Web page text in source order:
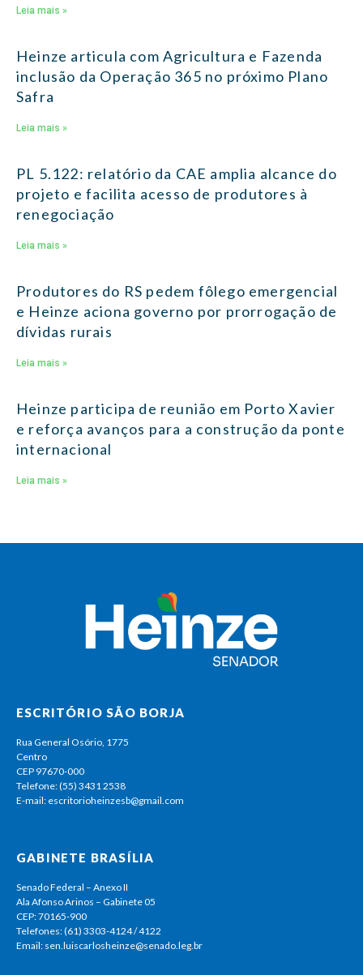
Leia mais »
Heinze articula com Agricultura e Fazenda
inclusão da Operação 365 no próximo Plano
Safra
Leia mais »
PL 5.122: relatório da CAE amplia alcance do
projeto e facilita acesso de produtores à
renegociação
Leia mais »
Produtores do RS pedem fôlego emergencial
e Heinze aciona governo por prorrogação de
dívidas rurais
Leia mais »
Heinze participa de reunião em Porto Xavier
e reforça avanços para a construção da ponte
internacional
Leia mais »
ESCRITÓRIO SÃO BORJA
Rua General Osório, 1775
Centro
CEP 97670-000
Telefone: (55) 3431 2538
E-mail: escritorioheinzesb@gmail.com
GABINETE BRASÍLIA
Senado Federal – Anexo II
Ala Afonso Arinos – Gabinete 05
CEP: 70165-900
Telefones: (61) 3303-4124 / 4122
Email: sen.luiscarlosheinze@senado.leg.br